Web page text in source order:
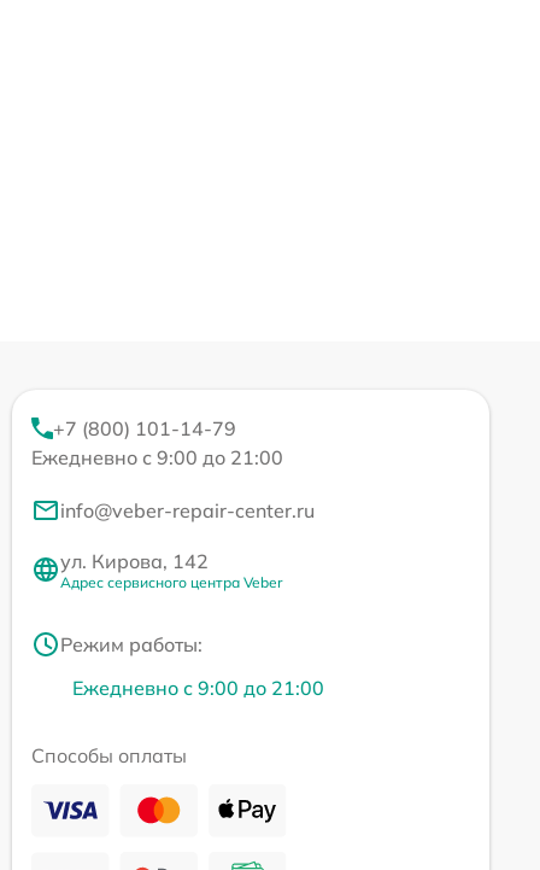
+7 (800) 101-14-79
Ежедневно с 9:00 до 21:00
info@veber-repair-center.ru
ул. Кирова, 142
Адрес сервисного центра Veber
Режим работы:
Ежедневно с 9:00 до 21:00
Способы оплаты